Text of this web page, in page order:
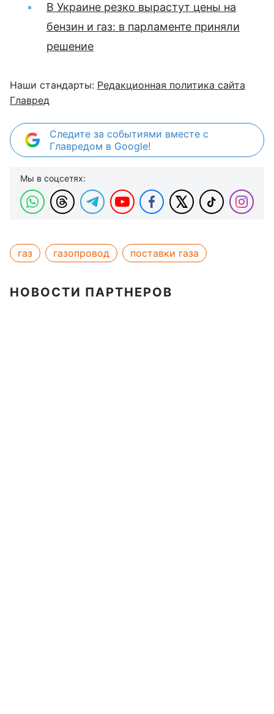
В Украине резко вырастут цены на
бензин и газ: в парламенте приняли
решение
Наши стандарты: Редакционная политика сайта
Главред
Следите за событиями вместе с
Главредом в Google!
Мы в соцсетях:
газ газопровод поставки газа
НОВОСТИ ПАРТНЕРОВ